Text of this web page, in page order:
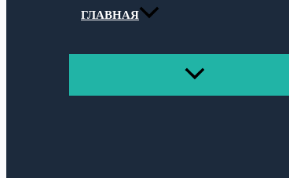
ГЛАВНАЯ
ПЕРЕКЛЮЧАТЕЛЬ